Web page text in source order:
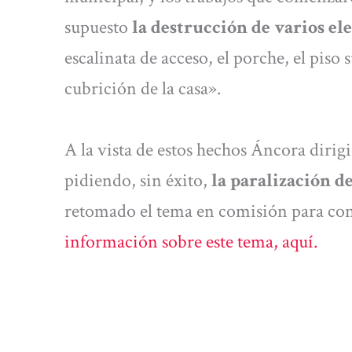
supuestola destrucción de varios
escalinata de acceso, el porche, el
cubrición de la casa».
A la vista de estos hechos Áncora
pidiendo, sin éxito,la paralización
retomado el tema en comisión para
información sobre este tema, aquí.